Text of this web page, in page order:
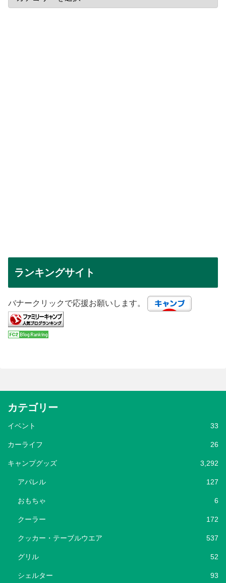
ランキングサイト
バナークリックで応援お願いします。
カテゴリー
イベント 33
カーライフ 26
キャンプグッズ 3,292
アパレル 127
おもちゃ 6
クーラー 172
クッカー・テーブルウエア 537
グリル 52
シェルター 93